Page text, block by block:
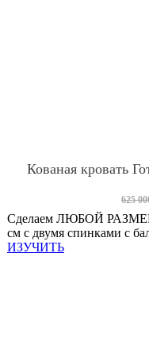
Кованая кровать
625
Сделаем ЛЮБОЙ РАЗМЕР!
см с двумя спинками с
ИЗУЧИТЬ